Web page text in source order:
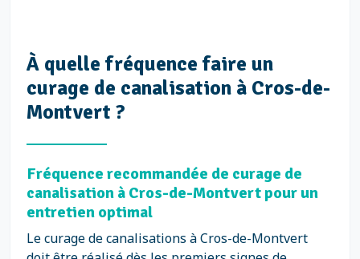
À quelle fréquence faire un
curage de canalisation à Cros-de-
Montvert ?
Fréquence recommandée de curage de
canalisation à Cros-de-Montvert pour un
entretien optimal
Le curage de canalisations à Cros-de-Montvert